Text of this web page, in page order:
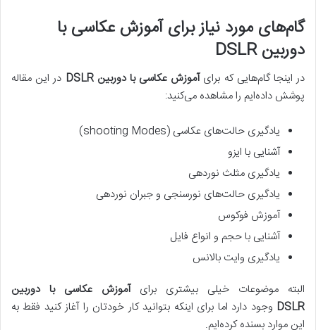
گام‌های مورد نیاز برای آموزش عکاسی با
دوربینDSLR
در اینجا گام‌هایی که برای آموزش عکاسی با دوربین DSLR
در این مقاله
پوشش داده‌ایم را مشاهده می‌کنید:
یادگیری حالت‌های عکاسی (shooting Modes)
آشنایی با ایزو
یادگیری مثلث نوردهی
یادگیری حالت‌های نورسنجی و جبران نوردهی
آموزش فوکوس
آشنایی با حجم و انواع فایل
یادگیری وایت بالانس
البته موضوعات خیلی بیشتری برای آموزش عکاسی با دوربین
DSLR وجود دارد اما برای اینکه بتوانید کار خودتان را آغاز کنید فقط به
این موارد بسنده کرده‌ایم.